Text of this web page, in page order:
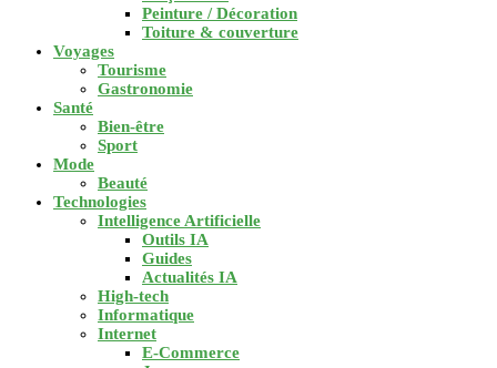
Peinture / Décoration
Toiture & couverture
Voyages
Tourisme
Gastronomie
Santé
Bien-être
Sport
Mode
Beauté
Technologies
Intelligence Artificielle
Outils IA
Guides
Actualités IA
High-tech
Informatique
Internet
E-Commerce